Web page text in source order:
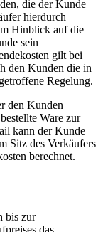
die der Kunde
hierdurch
Hinblick auf die
sein
gilt bei
den Kunden die in
Regelung.
den Kunden
Ware zur
kann der Kunde
Sitz des Verkäufers
berechnet.
bis zur